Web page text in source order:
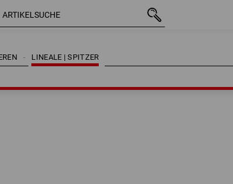
LINEALE | SPITZER
LINEALE | SPITZER